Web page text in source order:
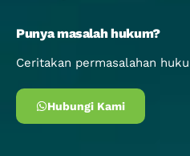
Punya masalah hukum?
Ceritakan permasalahan
Hubungi Kami